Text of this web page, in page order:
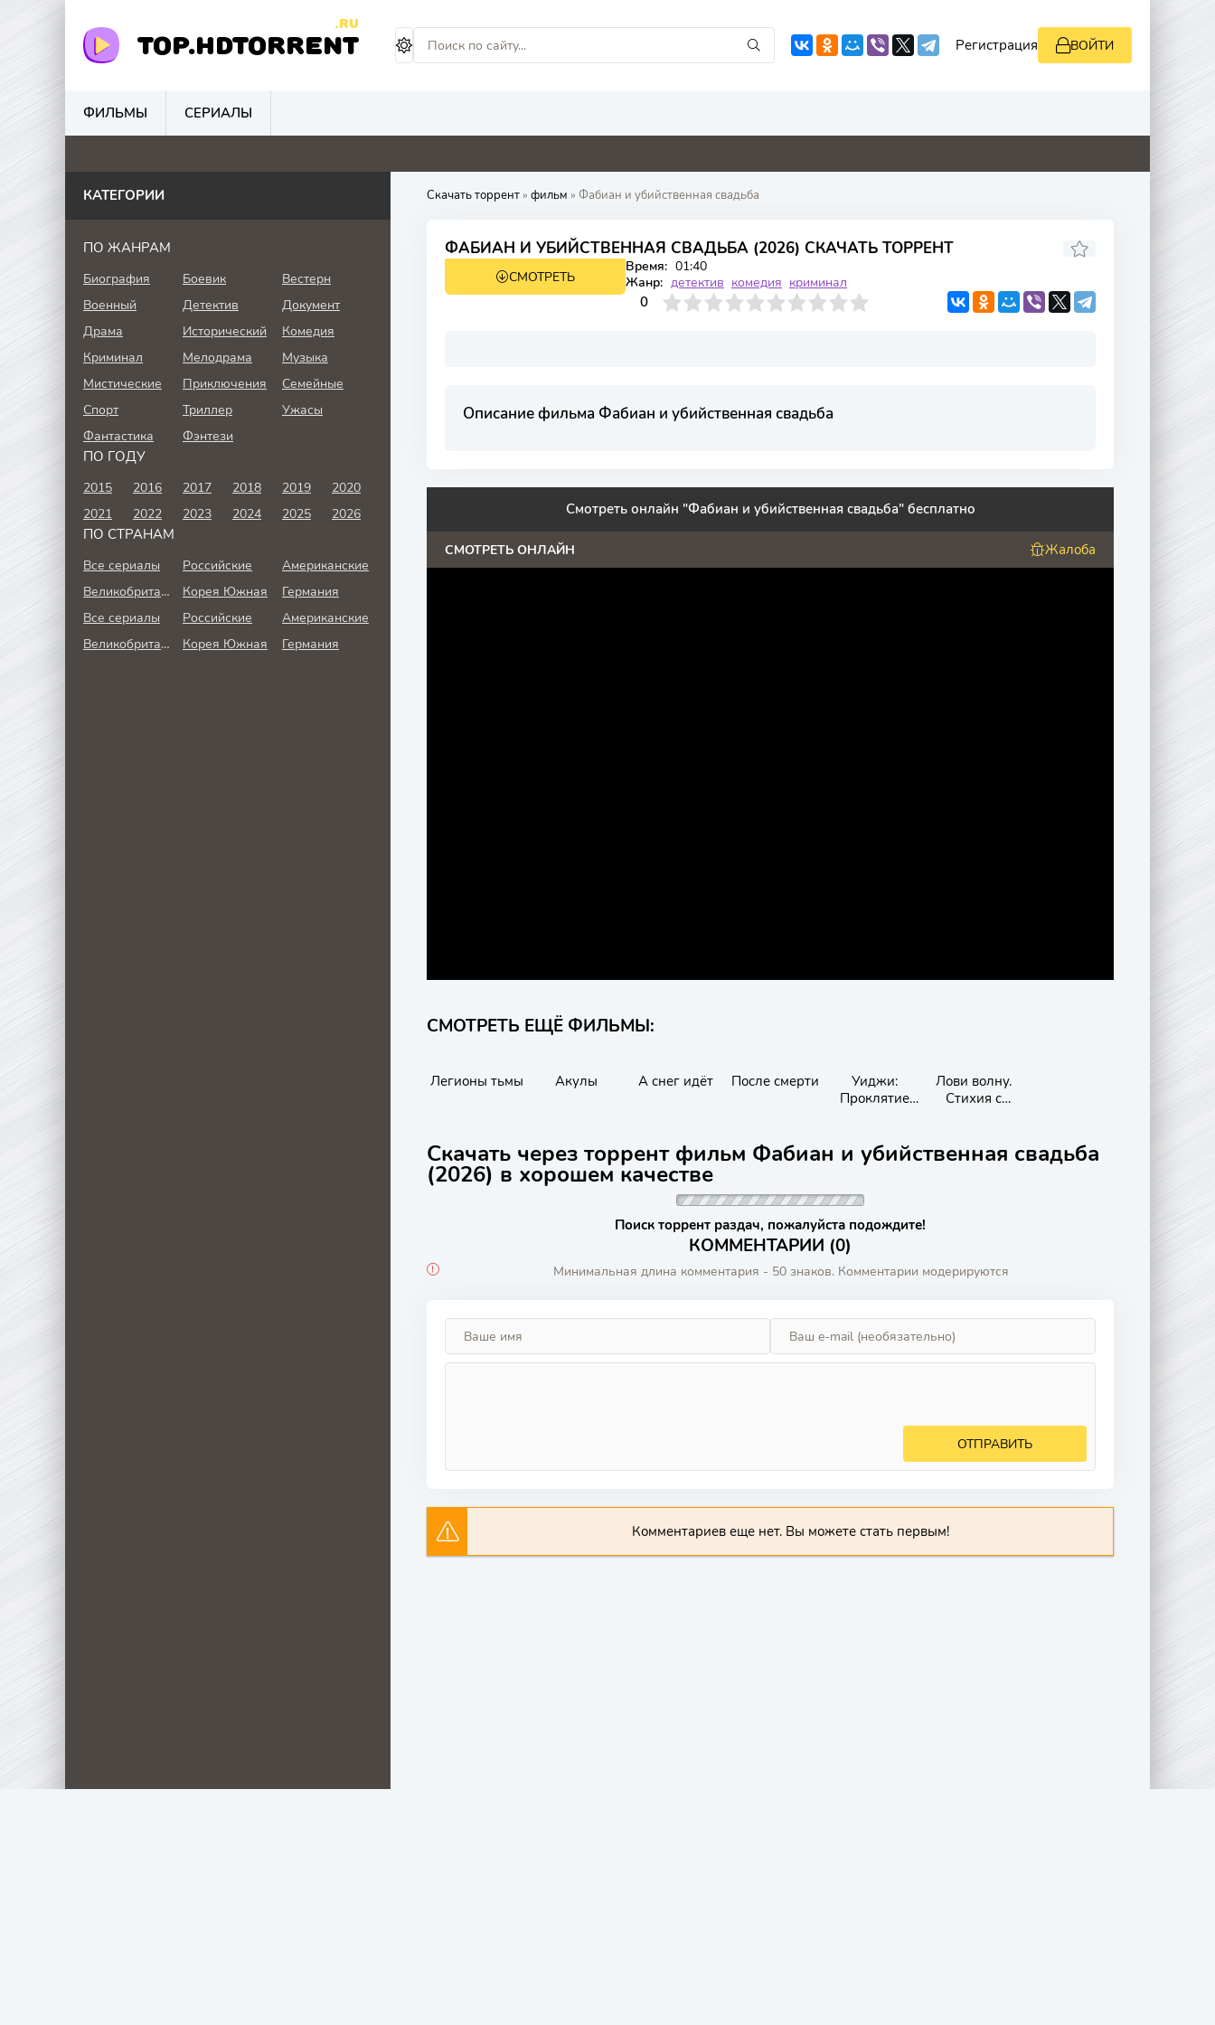
TOP.HDTORRENT
.RU
Регистрация ВОЙТИ
ФИЛЬМЫ СЕРИАЛЫ
0 0 4.1 0 4.8 0 0 0 0 4.8 8.8
Скачать торрент» фильм » Фабиан и убийственная свадьба
ФАБИАН И УБИЙСТВЕННАЯ СВАДЬБА (2026) СКАЧАТЬ ТОРРЕНТ
WEB-DLRip, WEB-DL
СМОТРЕТЬ
Время: 01:40
Жанр: детектив комедия криминал
0
4 6 7 8 9 10
Описание фильма Фабиан и убийственная свадьба
Смотреть онлайн "Фабиан и убийственная свадьба" бесплатно
СМОТРЕТЬ ОНЛАЙН Жалоба
СМОТРЕТЬ ЕЩЁ ФИЛЬМЫ:
Легионы тьмы Акулы А снег идёт После смерти
Уиджи:
Проклятие
Лови волну.
Стихия с
Скачать через торрент фильм Фабиан и убийственная свадьба
(2026) в хорошем качестве
Поиск торрент раздач, пожалуйста подождите!
КОММЕНТАРИИ (0)
Минимальная длина комментария - 50 знаков. Комментарии модерируются
ОТПРАВИТЬ
Комментариев еще нет. Вы можете стать первым!
КАТЕГОРИИ
ПО ЖАНРАМ
Биография Боевик
Вестерн
Военный
Детектив
Документ
Драма
Исторический
Комедия
Криминал
Мелодрама
Музыка
Мистические
Приключения
Семейные
Спорт
Триллер
Ужасы
Фантастика
Фэнтези
ПО ГОДУ
2015 2016 2017 2018 2019
2020
2021
2022 2023 2024 2025 2026
ПО СТРАНАМ
Все сериалы Российские
Американские
Великобритания
Корея Южная
Германия
Все сериалы
Российские
Американские
Великобритания
Корея Южная Германия